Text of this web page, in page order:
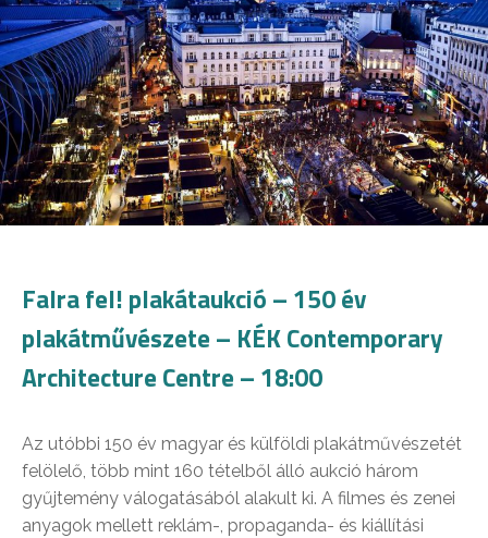
Falra fel! plakátaukció – 150 év
plakátművészete – KÉK Contemporary
Architecture Centre – 18:00
Az utóbbi 150 év magyar és külföldi plakátművészetét
felölelő, több mint 160 tételből álló aukció három
gyűjtemény válogatásából alakult ki. A filmes és zenei
anyagok mellett reklám-, propaganda- és kiállítási